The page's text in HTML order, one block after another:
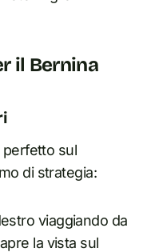
il Bernina
perfetto sul
di strategia:
viaggiando da
la vista sul